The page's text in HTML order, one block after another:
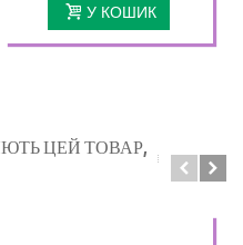
У КОШИК
ЦЕЙ ТОВАР,